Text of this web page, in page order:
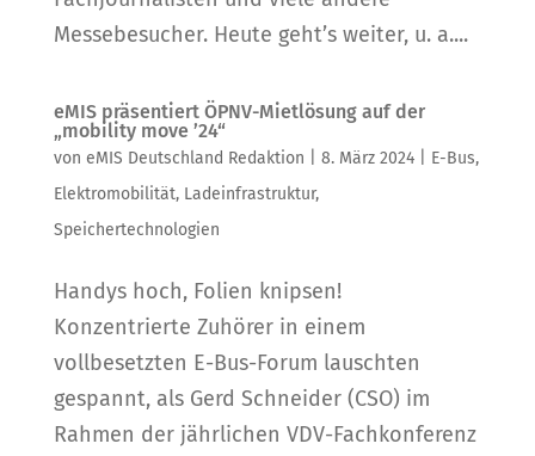
Messebesucher. Heute geht’s weiter, u. a....
eMIS präsentiert ÖPNV-Mietlösung auf der
„mobility move ’24“
von eMIS Deutschland Redaktion 8. März 2024| E-Bus,
Elektromobilität, Ladeinfrastruktur,
Speichertechnologien
Handys hoch, Folien knipsen!
Konzentrierte Zuhörer in einem
vollbesetzten E-Bus-Forum lauschten
gespannt, als Gerd Schneider (CSO) im
Rahmen der jährlichen VDV-Fachkonferenz